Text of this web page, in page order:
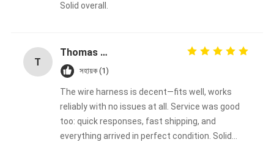
Solid overall.
T
Thomas Müller
সহায়ক (1)
The wire harness is decent—fits well, works
reliably with no issues at all. Service was good
too: quick responses, fast shipping, and
everything arrived in perfect condition. Solid